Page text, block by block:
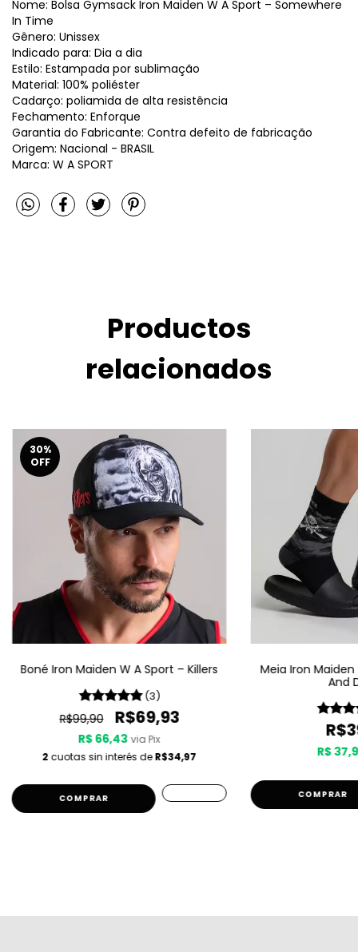
Nome: Bolsa Gymsack Iron Maiden W A Sport – Somewhere
In Time
Gênero: Unissex
Indicado para: Dia a dia
Estilo: Estampada por sublimação
Material: 100% poliéster
Cadarço: poliamida de alta resistência
Fechamento: Enforque
Garantia do Fabricante: Contra defeito de fabricação
Origem: Nacional - BRASIL
Marca: W A SPORT
Productos
relacionados
30%
OFF
Boné Iron Maiden W A Sport – Killers
(3)
R$99,90 R$69,93
R$ 66,43 via Pix
2 cuotas sin interés deR$34,97
Meia Iron
And
R$
COMPRAR